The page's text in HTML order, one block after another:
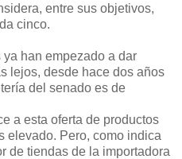
entre sus objetivos,
cinco.
han empezado a dar
lejos, desde hace dos años
del senado es de
a esta oferta de productos
elevado. Pero, como indica
de tiendas de la importadora